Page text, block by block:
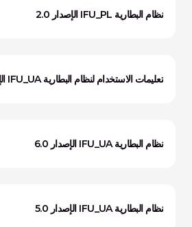
نظام البطارية IFU_PL الإصدار 2.0
تعليمات الاستخدام لنظام البطارية IFU_UA الإصدار 7.0
نظام البطارية IFU_UA الإصدار 6.0
نظام البطارية IFU_UA الإصدار 5.0